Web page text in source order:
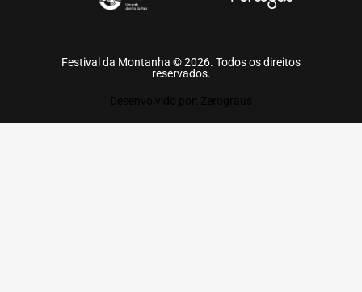
Festival da Montanha © 2026. Todos os direitos
reservados.